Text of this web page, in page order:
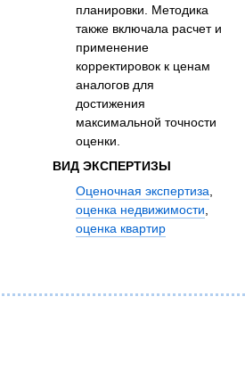
планировки. Методика
также включала расчет и
применение
корректировок к ценам
аналогов для
достижения
максимальной точности
оценки.
ВИД ЭКСПЕРТИЗЫ
Оценочная экспертиза,
оценка недвижимости,
оценка квартир